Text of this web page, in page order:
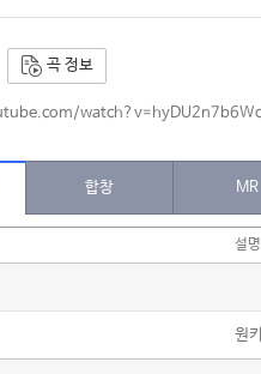
곡 정보
watch?v=hyDU2n7b6Wc
합창 MR
설명
원키